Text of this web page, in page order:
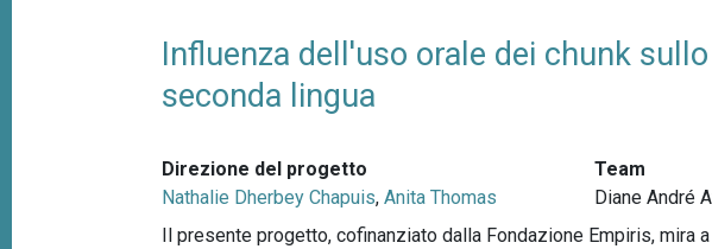
Influenza dell'uso orale dei chunk
seconda lingua
Direzione del progetto
Nathalie Dherbey Chapuis,Anita Thomas
Team
Diane André
Il presente progetto, cofinanziato dalla Fondazione Empiris, mira